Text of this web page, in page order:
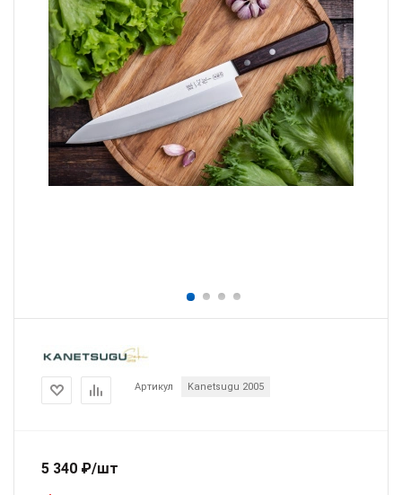
Артикул Kanetsugu 2005
5 340 ₽/шт